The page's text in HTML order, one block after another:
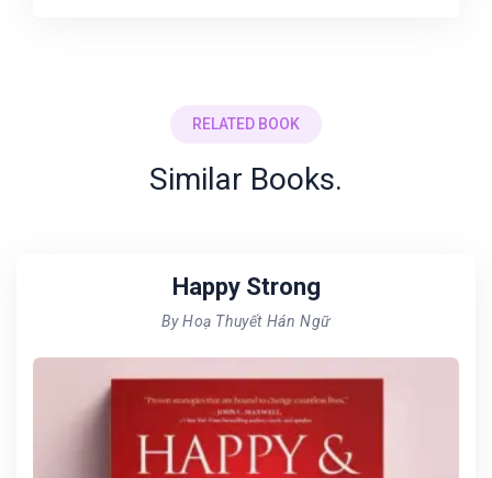
RELATED BOOK
Similar Books.
Happy Strong
By Hoạ Thuyết Hán Ngữ